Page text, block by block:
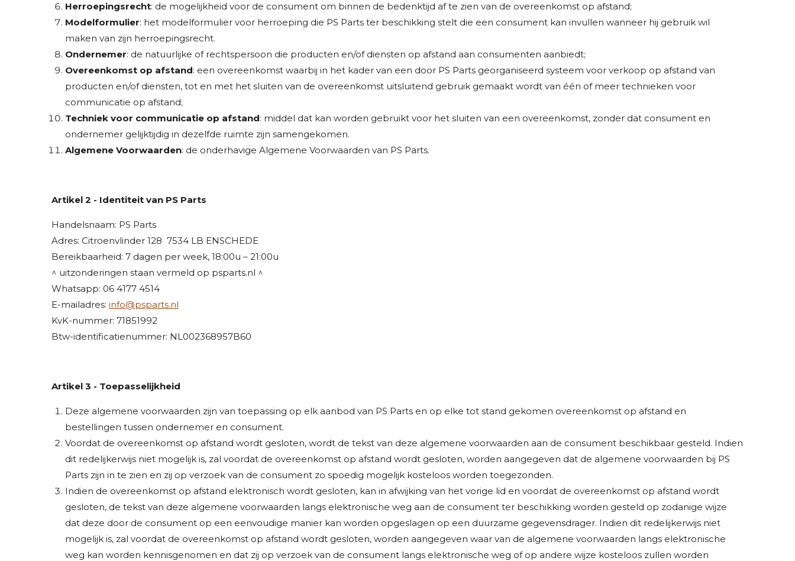
Herroepingsrecht: de mogelijkheid voor de consument om binnen de bedenktijd af te zien van de overeenkomst op afstand;
Modelformulier: het modelformulier voor herroeping die PS Parts ter beschikking stelt die een consument kan invullen wanneer hij gebruik wil
maken van zijn herroepingsrecht.
Ondernemer: de natuurlijke of rechtspersoon die producten en/of diensten op afstand aan consumenten aanbiedt;
Overeenkomst op afstand: een overeenkomst waarbij in het kader van een door PS Parts georganiseerd systeem voor verkoop op afstand van
producten en/of diensten, tot en met het sluiten van de overeenkomst uitsluitend gebruik gemaakt wordt van één of meer technieken voor
communicatie op afstand;
Techniek voor communicatie op afstand: middel dat kan worden gebruikt voor het sluiten van een overeenkomst, zonder dat consument en
ondernemer gelijktijdig in dezelfde ruimte zijn samengekomen.
Algemene Voorwaarden: de onderhavige Algemene Voorwaarden van PS Parts.
Artikel 2 - Identiteit van PS Parts
Handelsnaam: PS Parts
Adres: Citroenvlinder 128 7534 LB ENSCHEDE
Bereikbaarheid: 7 dagen per week, 18:00u – 21:00u
^ uitzonderingen staan vermeld op psparts.nl ^
Whatsapp: 06 4177 4514
E-mailadres: info@psparts.nl
KvK-nummer: 71851992
Btw-identificatienummer: NL002368957B60
Artikel 3 - Toepasselijkheid
Deze algemene voorwaarden zijn van toepassing op elk aanbod van PS Parts en op elke tot stand gekomen overeenkomst op afstand en
bestellingen tussen ondernemer en consument.
Voordat de overeenkomst op afstand wordt gesloten, wordt de tekst van deze algemene voorwaarden aan de consument beschikbaar gesteld. Indien
dit redelijkerwijs niet mogelijk is, zal voordat de overeenkomst op afstand wordt gesloten, worden aangegeven dat de algemene voorwaarden bij PS
Parts zijn in te zien en zij op verzoek van de consument zo spoedig mogelijk kosteloos worden toegezonden.
Indien de overeenkomst op afstand elektronisch wordt gesloten, kan in afwijking van het vorige lid en voordat de overeenkomst op afstand wordt
gesloten, de tekst van deze algemene voorwaarden langs elektronische weg aan de consument ter beschikking worden gesteld op zodanige wijze
dat deze door de consument op een eenvoudige manier kan worden opgeslagen op een duurzame gegevensdrager. Indien dit redelijkerwijs niet
mogelijk is, zal voordat de overeenkomst op afstand wordt gesloten, worden aangegeven waar van de algemene voorwaarden langs elektronische
weg kan worden kennisgenomen en dat zij op verzoek van de consument langs elektronische weg of op andere wijze kosteloos zullen worden